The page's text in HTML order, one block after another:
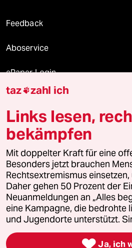
Feedback
Aboservice
ePaper Login
Downloads für Abonnierende
© 2026 taz Verlags und Vertriebs
Alle Rechte vorbehalten. Bei rechtlichen
wenden Sie sich bitte an lizenzen@taz.de
Feedback Redaktionsstatut
Leitlinie Informant Datenschutz
Seitenwende Einwilligungen
taz zahl ich
Links lesen,
bekämpfen
Mit doppelter Kraft für eine
Besonders jetzt brauchen
Rechtsextremismus
Daher gehen 50 Prozent der
Neuanmeldungen an „Alles
eine Kampagne, die bedrohte
und Jugendorte unterstützt.
 Ja, ich